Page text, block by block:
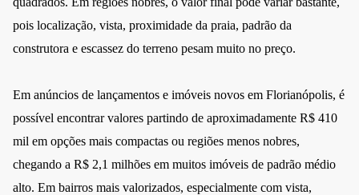
pois localização, vista, proximidade da praia, padrão da
construtora e escassez do terreno pesam muito no preço.
Em anúncios de lançamentos e imóveis novos em Florianópolis, é
possível encontrar valores partindo de aproximadamente R$ 410
mil em opções mais compactas ou regiões menos nobres,
chegando a R$ 2,1 milhões em muitos imóveis de padrão médio
alto. Em bairros mais valorizados, especialmente com vista,